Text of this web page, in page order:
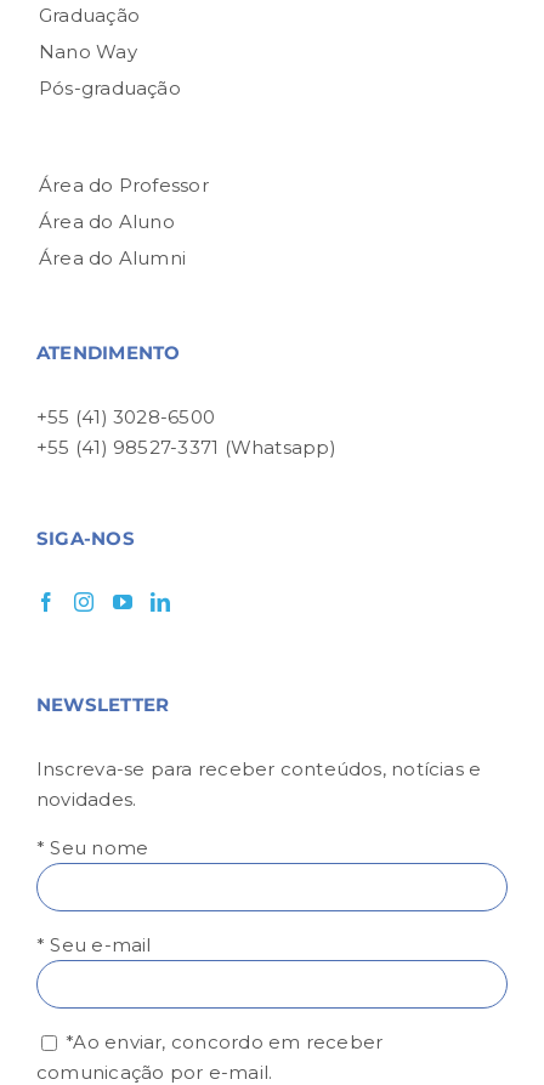
Graduação
Nano Way
Pós-graduação
Área do Professor
Área do Aluno
Área do Alumni
ATENDIMENTO
+55 (41) 3028-6500
+55 (41) 98527-3371 (Whatsapp)
SIGA-NOS
NEWSLETTER
Inscreva-se para receber conteúdos, notícias e
novidades.
* Seu nome
* Seu e-mail
*Ao enviar, concordo em receber
comunicação por e-mail.